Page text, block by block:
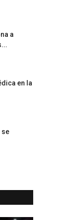
a
en la
se